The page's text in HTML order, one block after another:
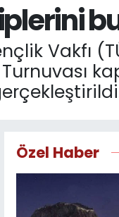
%-14
Vakfı
Özel Haber